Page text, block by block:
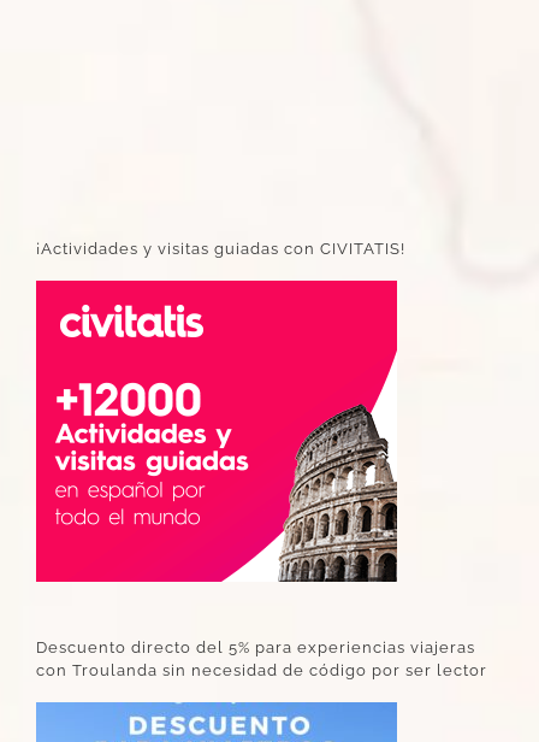
¡Actividades y visitas guiadas con CIVITATIS!
Descuento directo del 5% para experiencias viajeras
con Troulanda sin necesidad de código por ser lector